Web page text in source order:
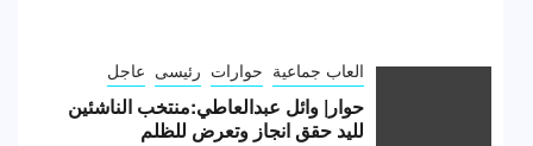
العاب جماعية حوارات رئيسى عاجل
حوار| وائل عبدالعاطي:منتخب الناشئين
لليد حقق انجاز وتعرض للظلم